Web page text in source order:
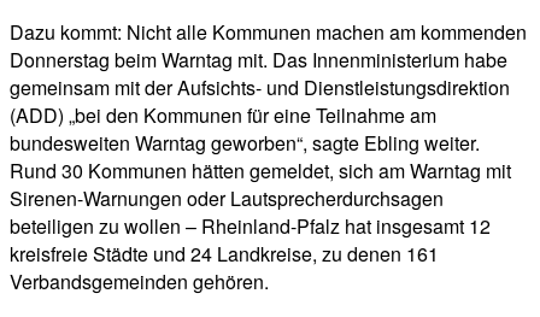
Dazu kommt: Nicht alle Kommunen machen am kommenden
Donnerstag beim Warntag mit. Das Innenministerium habe
gemeinsam mit der Aufsichts- und Dienstleistungsdirektion
(ADD) „bei den Kommunen für eine Teilnahme am
bundesweiten Warntag geworben“, sagte Ebling weiter.
Rund 30 Kommunen hätten gemeldet, sich am Warntag mit
Sirenen-Warnungen oder Lautsprecherdurchsagen
beteiligen zu wollen – Rheinland-Pfalz hat insgesamt 12
kreisfreie Städte und 24 Landkreise, zu denen 161
Verbandsgemeinden gehören.